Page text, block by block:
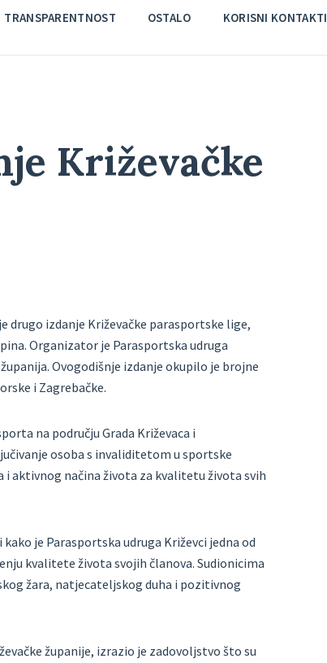
TRANSPARENTNOST OSTALO KORISNI KONTAKTI
Križevačke
izdanje Križevačke parasportske lige,
Organizator je Parasportska udruga
Ovogodišnje izdanje okupilo je brojne
i Zagrebačke.
na području Grada Križevaca i
osoba s invaliditetom u sportske
načina života za kvalitetu života svih
je Parasportska udruga Križevci jedna od
kvalitete života svojih članova. Sudionicima
žara, natjecateljskog duha i pozitivnog
županije, izrazio je zadovoljstvo što su